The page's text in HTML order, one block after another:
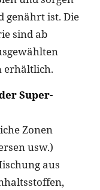
genährt ist. Die
sind ab
erhältlich.
Super-
Zonen
usw.)
aus